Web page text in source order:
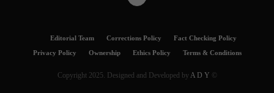
Fact Checking Policy
Corrections Policy
Editorial Team
Terms & Conditions
Ethics Policy
Ownership
Privacy Policy
© Copyright 2025. Designed and Developed by
A D Y